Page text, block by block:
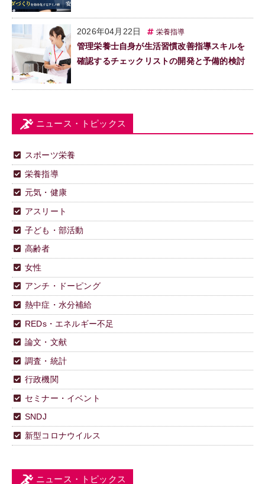
2026年04月22日 栄養指導
管理栄養士自身が生活習慣改善指導スキルを
確認するチェックリストの開発と予備的検討
ニュース・トピックス
スポーツ栄養
栄養指導
元気・健康
アスリート
子ども・部活動
高齢者
女性
アンチ・ドーピング
熱中症・水分補給
REDs・エネルギー不足
論文・文献
調査・統計
行政機関
セミナー・イベント
SNDJ
新型コロナウイルス
ニュース・トピックス